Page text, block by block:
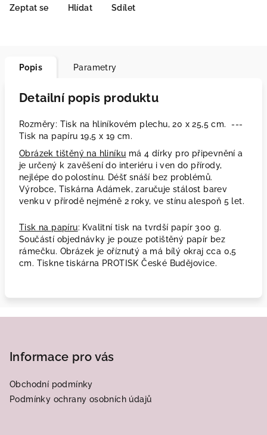
Zeptat se Hlídat Sdílet
Popis Parametry
Detailní popis produktu
Rozměry: Tisk na hliníkovém plechu, 20 x 25,5 cm. ---
Tisk na papíru 19,5 x 19 cm.
Obrázek tištěný na hliníku má 4 dírky pro připevnění a
je určený k zavěšení do interiéru i ven do přírody,
nejlépe do polostínu. Déšť snáší bez problémů.
Výrobce, Tiskárna Adámek, zaručuje stálost barev
venku v přírodě nejméně 2 roky, ve stínu alespoň 5 let.
Tisk na papíru: Kvalitní tisk na tvrdší papír 300 g.
Součástí objednávky je pouze potištěný papír bez
rámečku. Obrázek je oříznutý a má bílý okraj cca 0,5
cm. Tiskne tiskárna PROTISK České Budějovice.
Informace pro vás
Obchodní podmínky
Podmínky ochrany osobních údajů